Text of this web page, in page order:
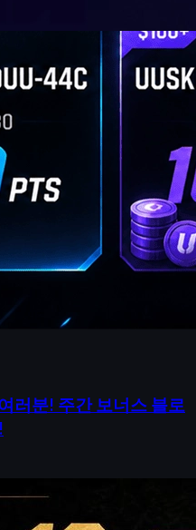
러분! 주간 보너스 블로